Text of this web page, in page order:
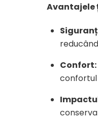
Avantajele
Confort:
confortul